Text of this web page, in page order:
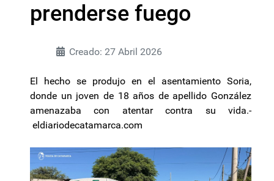
prenderse fuego
Creado: 27 Abril 2026
El hecho se produjo en el asentamiento Soria,
donde un joven de 18 años de apellido González
amenazaba con atentar contra su vida.-
eldiariodecatamarca.com